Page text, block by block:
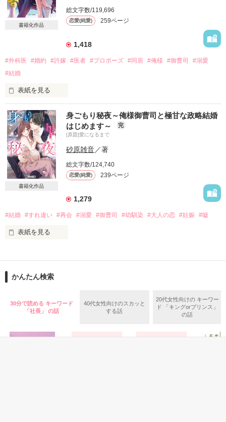
「危ないから、俺のそばを離れるな」
掴まれた腕が熱くなり、私の鼓動は速くなった。
「私はもう子供じゃない」
「分かってる、子供にこんなことはしない」
接近されて、胸は高鳴った。
＊＊2018.12.22＊完結＊＊
書籍化作品
総文字数/119,696
恋愛(純愛) 259ページ
1,418
#外科医 #婚約 #許嫁 #医者 #プロポーズ #同居 #俺様 #御曹司
#溺愛
#結婚
表紙を見る
許嫁の約束なんて
とっくになくなったと思ってた。
それなのに。
「ただいま、彩葉。結婚しよう」
忘れた頃に彼はやってきて
私の唇を我が物顔で奪っていった。
エリート心臓外科医　32歳
ブラック企業勤務　26歳
早風　彩葉（はやかぜ　いろは）
＝＝＝＝＝＝＝＝＝＝＝＝
書籍化作品
身ごもり秘夜～俺様御曹司と極甘な政略結婚
はじめます～
完
[原題]愛になるまで
砂原雑音／著
総文字数/124,740
恋愛(純愛) 239ページ
1,279
#結婚 #すれ違い #再会 #溺愛 #御曹司 #幼馴染 #大人の恋 #妊娠 #嘘
表紙を見る
幼馴染の王子様、二宮閑
社畜　染谷琴音
かつて失恋した相手で、姉の恋人だった人。
祖父同士の約束で、姉妹のどちらかと結婚することになってい
選ばれたのは、琴音だった。
かんたん検索
30分で読める キーワード
「社長」 の話
40代女性向けのスカッと
する話
20代女性向けの キーワー
ド 「キングorプリンス」
の話